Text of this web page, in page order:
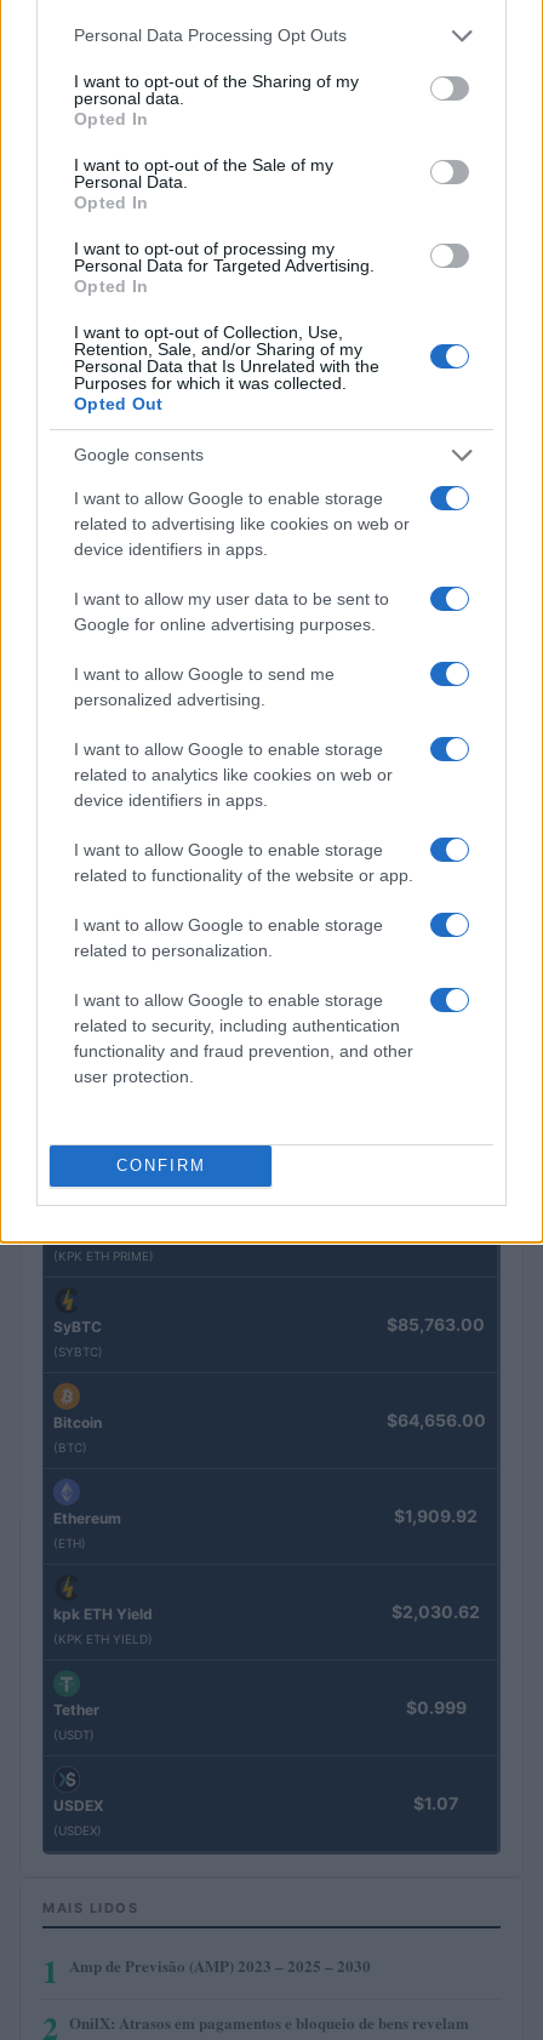
Please note that this website/app uses one or more Google
not limited to your visit or usage behaviour. You may click to
grant or deny consent to Google and its third-party tags to
use your data for below specified purposes in below Google
consent section.
Personal Data Processing Opt Outs
I want to opt-out of the Sharing of my
personal data.
Opted In
I want to opt-out of the Sale of my
Personal Data.
Opted In
I want to opt-out of processing my
Personal Data for Targeted Advertising.
Opted In
I want to opt-out of Collection, Use,
Retention, Sale, and/or Sharing of my
Personal Data that Is Unrelated with the
Purposes for which it was collected.
Opted Out
Google consents
I want to allow Google to enable storage
related to advertising like cookies on web or
device identifiers in apps.
I want to allow my user data to be sent to
Google for online advertising purposes.
I want to allow Google to send me
personalized advertising.
I want to allow Google to enable storage
related to analytics like cookies on web or
device identifiers in apps.
I want to allow Google to enable storage
related to functionality of the website or app.
I want to allow Google to enable storage
related to personalization.
I want to allow Google to enable storage
related to security, including authentication
functionality and fraud prevention, and other
user protection.
CONFIRM
Novo requisita ao Congresso a rejeição da
O Partido Novo apresentou na Câmara um pedido para rejeitar o projeto
que cria a estatal Terrabras, apontando questões constitucionais e
Susanna Capelli · 22 abr 2026
1 2 →
Nome
Kinza Babylon Staked BTC $83,270.00
Eureka Bridged PAX Gold (Terra $4,205.78
(KPK ETH PRIME)
SyBTC
(SYBTC)
$85,763.00
Bitcoin
(BTC)
$64,656.00
Ethereum
(ETH)
$1,909.92
kpk ETH Yield
(KPK ETH YIELD)
$2,030.62
Tether
(USDT)
$0.999
USDEX
(USDEX)
$1.07
MAIS LIDOS
1 Amp de Previsão (AMP) 2023 – 2025 – 2030
2 OnilX: Atrasos em pagamentos e bloqueio de bens revelam